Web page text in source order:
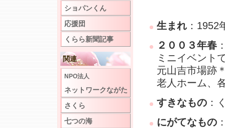
生まれ：1952
２００３年春
ミニイベント
元山吉市場跡
老人ホーム、
すきなもの ：
にがてなもの
ショパンくん
応援団
くらら新聞記事
関連
NPO法人
ネットワークながた
さくら
七つの海